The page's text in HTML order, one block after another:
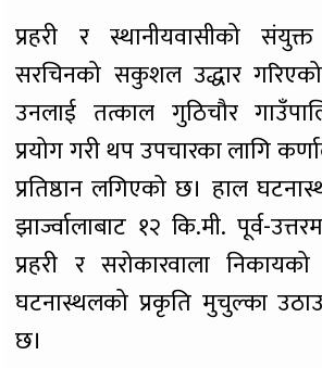
​प्रहरी र स्थानीयवासीको
सरचिनको सकुशल उद्धार गरिएको
उनलाई तत्काल गुठिचौर
प्रयोग गरी थप उपचारका लागि
प्रतिष्ठान लगिएको छ। हाल
झार्ज्वालाबाट १२ कि.मी. पूर्व-
प्रहरी र सरोकारवाला निकायको
घटनास्थलको प्रकृति मुचुल्का
छ।